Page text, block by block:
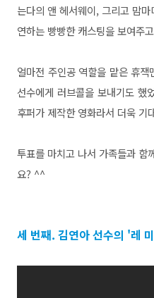
는다의 앤 헤서웨이, 그리고 맘
연하는 빵빵한 캐스팅을 보여주
얼마전 주인공 역할을 맡은 휴
선수에게 러브콜을 보내기도
후퍼가 제작한 영화라서 더욱 기
투표를 마치고 나서 가족들과 함
요? ^^
세 번째. 김연아 선수의 '레